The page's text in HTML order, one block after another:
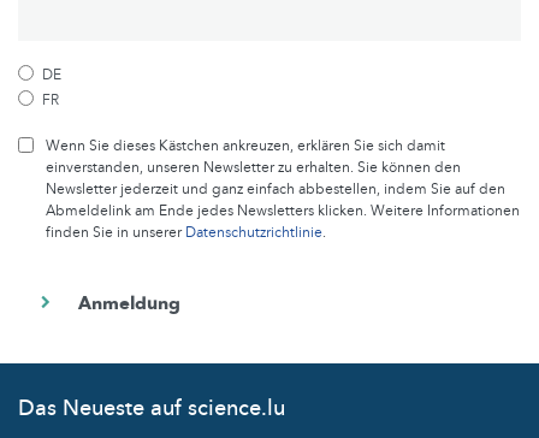
DE
FR
Wenn Sie dieses Kästchen ankreuzen, erklären Sie sich damit
einverstanden, unseren Newsletter zu erhalten. Sie können den
Newsletter jederzeit und ganz einfach abbestellen, indem Sie auf den
Abmeldelink am Ende jedes Newsletters klicken. Weitere Informationen
finden Sie in unsererDatenschutzrichtlinie.
Das Neueste auf science.lu